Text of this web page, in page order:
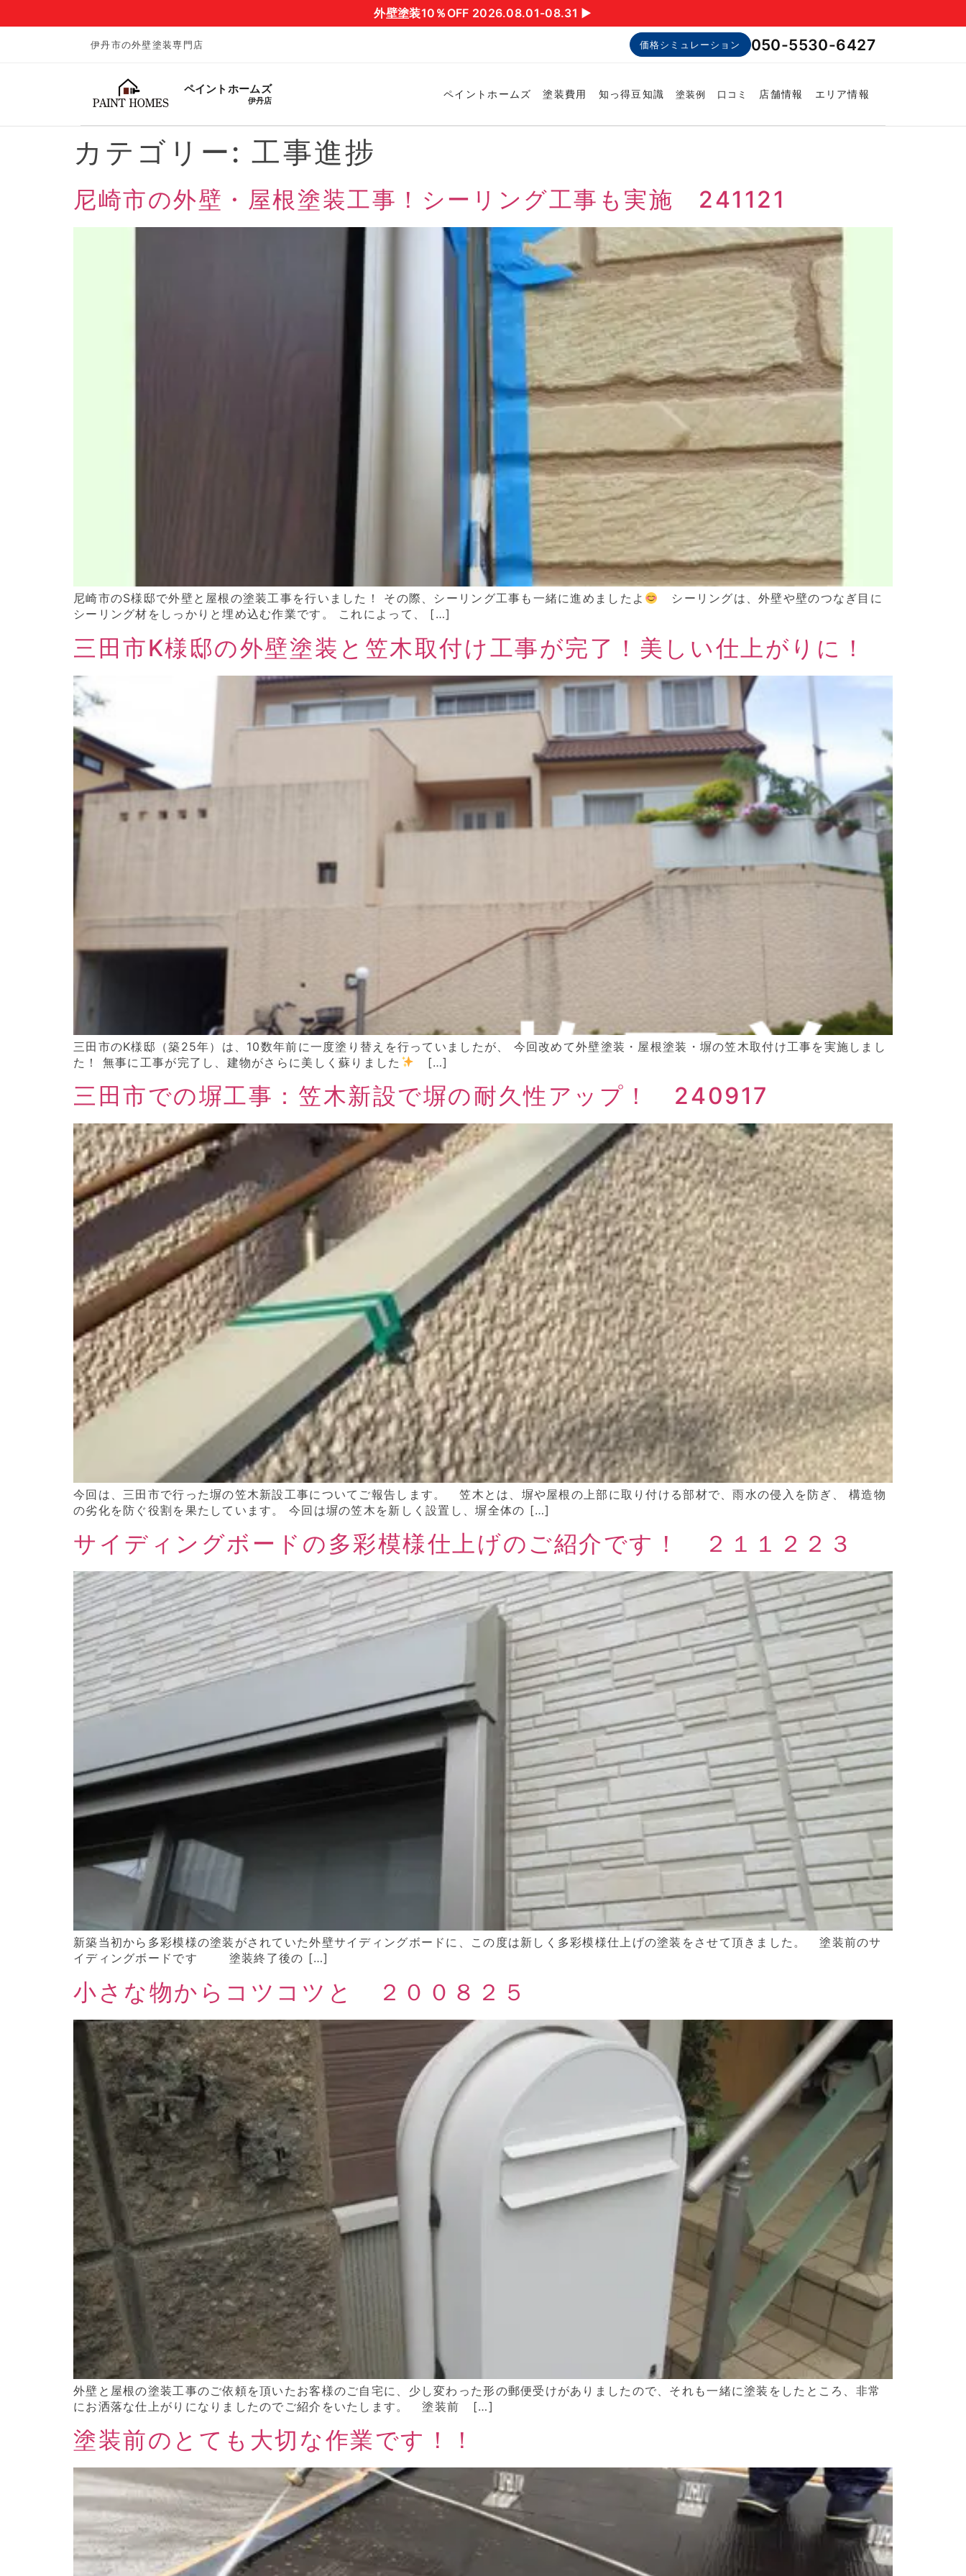
外壁塗装10％OFF 2026.08.01-08.31 ▶︎
伊丹市の外壁塗装専門店 価格シミュレーション 050-5530-6427
ペイントホームズ
伊丹店
ペイントホームズ 塗装費用 知っ得豆知識 塗装例 口コミ 店舗情報 エリア情報
カテゴリー:工事進捗
尼崎市の外壁・屋根塗装工事！シーリング工事も実施 241121
尼崎市のS様邸で外壁と屋根の塗装工事を行いました！ その際、シーリング工事も一緒に進めましたよ
シーリングは、外壁や壁のつなぎ目に
シーリング材をしっかりと埋め込む作業です。 これによって、 […]
三田市K様邸の外壁塗装と笠木取付け工事が完了！美しい仕上がりに！
三田市のK様邸（築25年）は、10数年前に一度塗り替えを行っていましたが、 今回改めて外壁塗装・屋根塗装・塀の笠木取付け工事を実施しまし
た！ 無事に工事が完了し、建物がさらに美しく蘇りました
[…]
三田市での塀工事：笠木新設で塀の耐久性アップ！ 240917
今回は、三田市で行った塀の笠木新設工事についてご報告します。 笠木とは、塀や屋根の上部に取り付ける部材で、雨水の侵入を防ぎ、 構造物
の劣化を防ぐ役割を果たしています。 今回は塀の笠木を新しく設置し、塀全体の […]
サイディングボードの多彩模様仕上げのご紹介です！ ２１１２２３
新築当初から多彩模様の塗装がされていた外壁サイディングボードに、この度は新しく多彩模様仕上げの塗装をさせて頂きました。 塗装前のサ
イディングボードです 塗装終了後の […]
小さな物からコツコツと ２００８２５
外壁と屋根の塗装工事のご依頼を頂いたお客様のご自宅に、少し変わった形の郵便受けがありましたので、それも一緒に塗装をしたところ、非常
にお洒落な仕上がりになりましたのでご紹介をいたします。 塗装前 […]
塗装前のとても大切な作業です！！